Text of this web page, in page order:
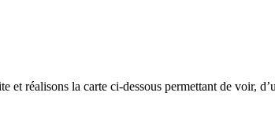
et réalisons la carte ci-dessous permettant de voir,